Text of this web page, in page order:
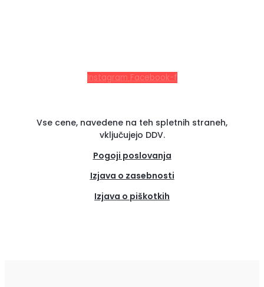
Instagram Facebook-f
Vse cene, navedene na teh spletnih straneh,
vključujejo DDV.
Pogoji poslovanja
Izjava o zasebnosti
Izjava o piškotkih